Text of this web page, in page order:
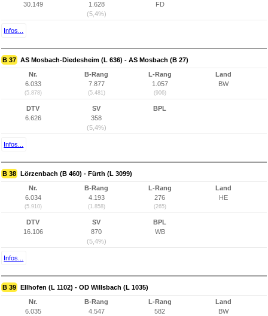
30.149
1.628
(5,4%)
FD
Infos...
B 37 AS Mosbach-Diedesheim (L 636) - AS Mosbach (B 27)
Nr.
6.033
(5.878)
B-Rang
7.877
(5.481)
L-Rang
1.057
(906)
Land
BW
DTV
6.626
SV
358
(5,4%)
BPL
Infos...
B 38 Lörzenbach (B 460) - Fürth (L 3099)
Nr.
6.034
(5.910)
B-Rang
4.193
(1.858)
L-Rang
276
(265)
Land
HE
DTV
16.106
SV
870
(5,4%)
BPL
WB
Infos...
B 39 Ellhofen (L 1102) - OD Willsbach (L 1035)
Nr.
6.035
B-Rang
4.547
L-Rang
582
Land
BW